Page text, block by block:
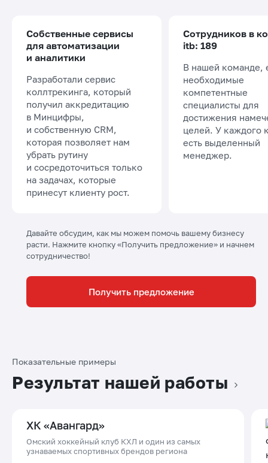
Собственные сервисы
для автоматизации
и аналитики
Разработали сервис
коллтрекинга, который
получил аккредитацию
в Минцифры,
и собственную CRM,
которая позволяет нам
убрать рутину
и сосредоточиться только
на задачах, которые
принесут клиенту рост.
Сотрудников в
itb: 189
В нашей команде,
необходимые
компетентные
специалисты для
достижения
целей. У каждого
есть выделенный
менеджер.
Давайте обсудим, как мы можем помочь вашему бизнесу
расти. Нажмите кнопку «Получить предложение» и начнем
сотрудничество!
Получить предложение
Показательные примеры
Результат нашей работы
ХК «Авангард»
Омский хоккейный клуб КХЛ и один из самых
узнаваемых спортивных брендов региона